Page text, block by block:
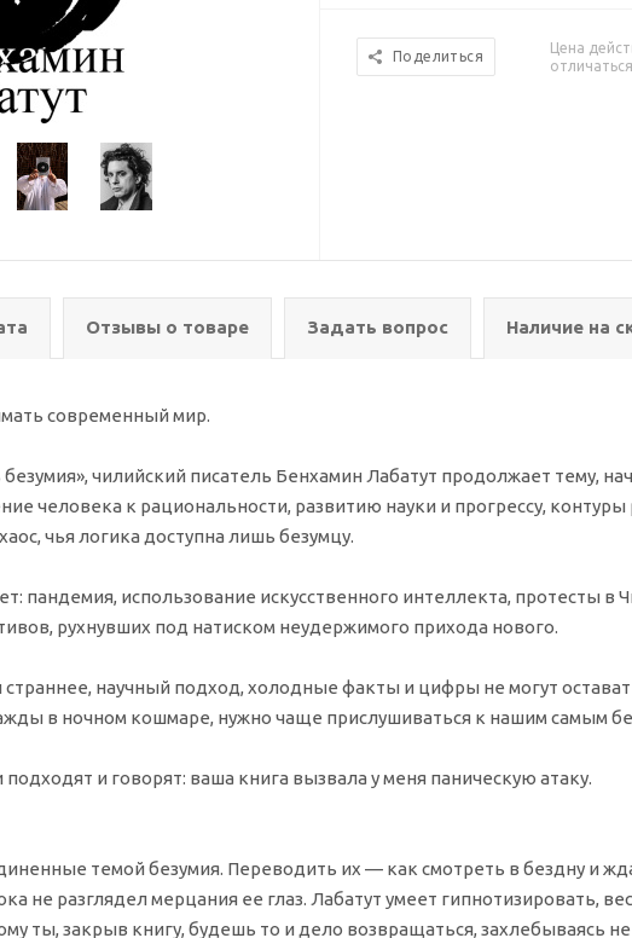
Поделиться
Цена
Отзывы о товаре Задать вопрос Наличие на
современный мир.
чилийский писатель Бенхамин Лабатут продолжает тему,
человека к рациональности, развитию науки и прогрессу,
чья логика доступна лишь безумцу.
пандемия, использование искусственного интеллекта, протесты в
рухнувших под натиском неудержимого прихода нового.
страннее, научный подход, холодные факты и цифры не могут
в ночном кошмаре, нужно чаще прислушиваться к нашим самым
и говорят: ваша книга вызвала у меня паническую атаку.
темой безумия. Переводить их — как смотреть в бездну и
не разглядел мерцания ее глаз. Лабатут умеет гипнотизировать,
ты, закрыв книгу, будешь то и дело возвращаться, захлебываясь